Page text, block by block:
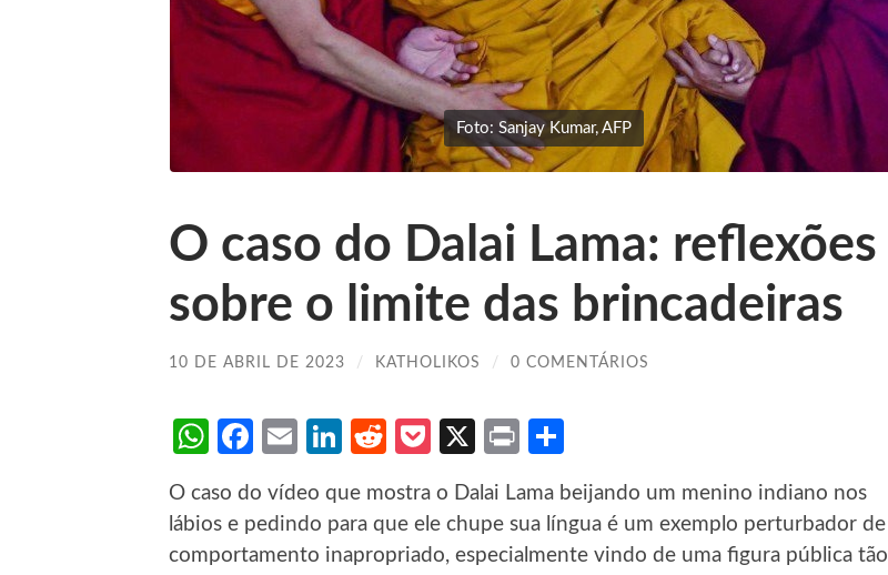
Foto: Sanjay Kumar, AFP
O caso do Dalai Lama: reflexões
sobre o limite das brincadeiras
10 DE ABRIL DE 2023 / KATHOLIKOS / 0 COMENTÁRIOS
WhatsApp
Facebook
EmailLinkedIn
RedditPocket
X Print
O caso do vídeo que mostra o Dalai Lama beijando um menino indiano nos
lábios e pedindo para que ele chupe sua língua é um exemplo perturbador de
comportamento inapropriado, especialmente vindo de uma figura pública tão